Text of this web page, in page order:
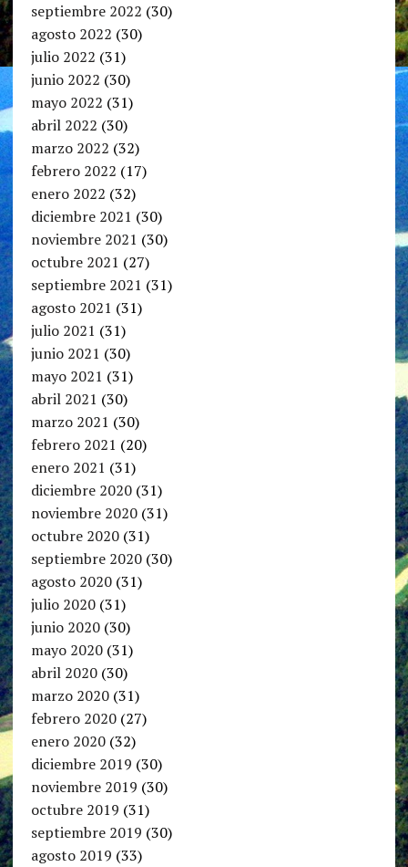
septiembre 2022 (30)
agosto 2022 (30)
julio 2022 (31)
junio 2022 (30)
mayo 2022 (31)
abril 2022 (30)
marzo 2022 (32)
febrero 2022 (17)
enero 2022 (32)
diciembre 2021 (30)
noviembre 2021 (30)
octubre 2021 (27)
septiembre 2021 (31)
agosto 2021 (31)
julio 2021 (31)
junio 2021 (30)
mayo 2021 (31)
abril 2021 (30)
marzo 2021 (30)
febrero 2021 (20)
enero 2021 (31)
diciembre 2020(31)
noviembre 2020(31)
octubre 2020(31)
septiembre 2020(30)
agosto 2020(31)
julio 2020(31)
junio 2020(30)
mayo 2020(31)
abril 2020(30)
marzo 2020(31)
febrero 2020(27)
enero 2020(32)
diciembre 2019 (30)
noviembre 2019 (30)
octubre 2019 (31)
septiembre 2019 (30)
agosto 2019 (33)